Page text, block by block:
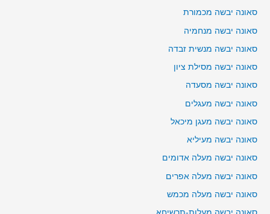
סאונה יבשה מכמורת
סאונה יבשה מנחמיה
סאונה יבשה מנשית זבדה
סאונה יבשה מסילת ציון
סאונה יבשה מסעדה
סאונה יבשה מעגלים
סאונה יבשה מעגן מיכאל
סאונה יבשה מעיליא
סאונה יבשה מעלה אדומים
סאונה יבשה מעלה אפרים
סאונה יבשה מעלה מכמש